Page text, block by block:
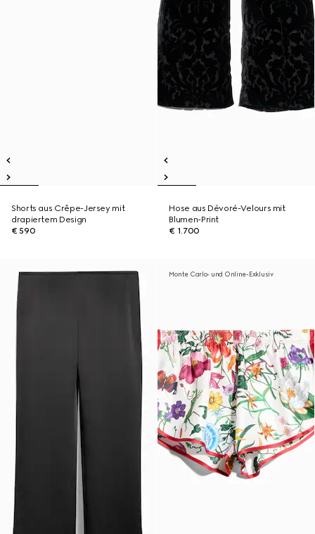
Shorts aus Crêpe-Jersey mit
drapiertem Design
€ 590
Hose aus Dévoré-Velours mit
Blumen-Print
€ 1.700
Monte Carlo- und Online-Exklusiv